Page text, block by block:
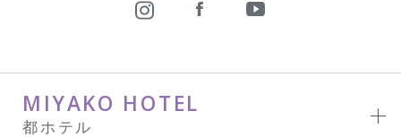
MIYAKO HOTEL
都ホテル